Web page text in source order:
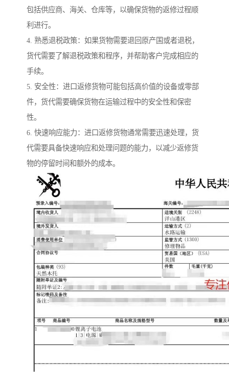
包括供应商、海关、仓库等，以确保货物的返修过程顺
利进行。
4. 熟悉退税政策：如果货物需要退回原产国或者退税，
货代需要了解退税政策和程序，并帮助客户完成相应的
手续。
5. 安全性：进口返修货物可能包括高价值的设备或零部
件，货代需要确保货物在运输过程中的安全性和保密
性。
6. 快速响应能力：进口返修货物通常需要迅速处理，货
代需要具备快速响应和处理问题的能力，以减少返修货
物的停留时间和额外的成本。